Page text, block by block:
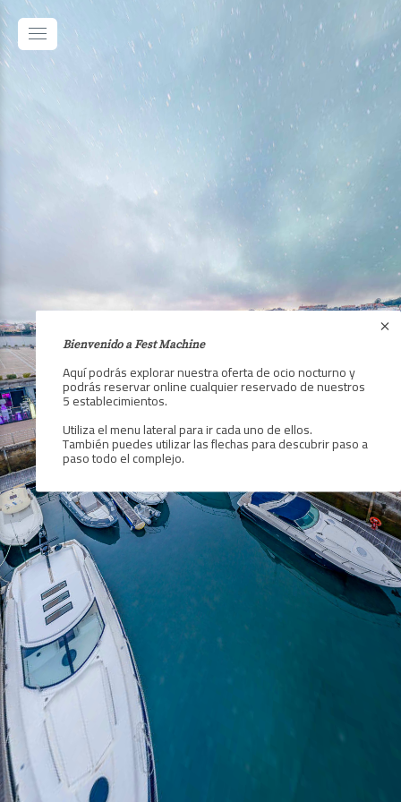
Bienvenido a Fest Machine
Aquí podrás explorar nuestra oferta de ocio nocturno y
podrás reservar online cualquier reservado de nuestros
5 establecimientos.
Utiliza el menu lateral para ir cada uno de ellos.
También puedes utilizar las flechas para descubrir paso a
paso todo el complejo.